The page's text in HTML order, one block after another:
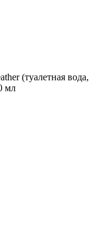
(туалетная вода,
мл